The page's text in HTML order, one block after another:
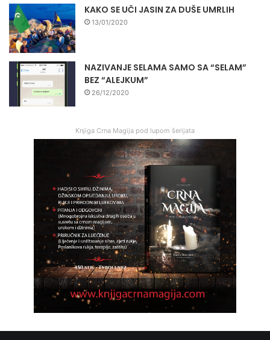
KAKO SE UČI JASIN ZA DUŠE UMRLIH
13/01/2020
NAZIVANJE SELAMA SAMO SA “SELAM”
BEZ “ALEJKUM”
26/12/2020
Knjiga Crna Magija pod lupom šerijata